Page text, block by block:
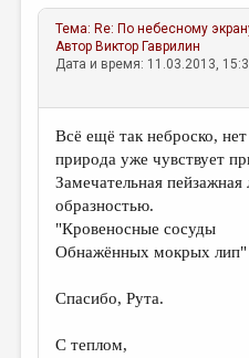
Тема: Re: По небесному
Автор Виктор Гаврилин
Дата и время: 11.03.2013,
Всё ещё так неброско,
природа уже чувствует
Замечательная пейзажная
образностью.
"Кровеносные сосуды
Обнажённых мокрых лип"
Спасибо, Рута.
С теплом,